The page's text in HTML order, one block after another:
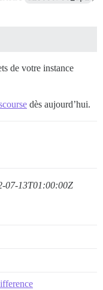
de votre instance
dès aujourd’hui.
07-13T01:00:00Z